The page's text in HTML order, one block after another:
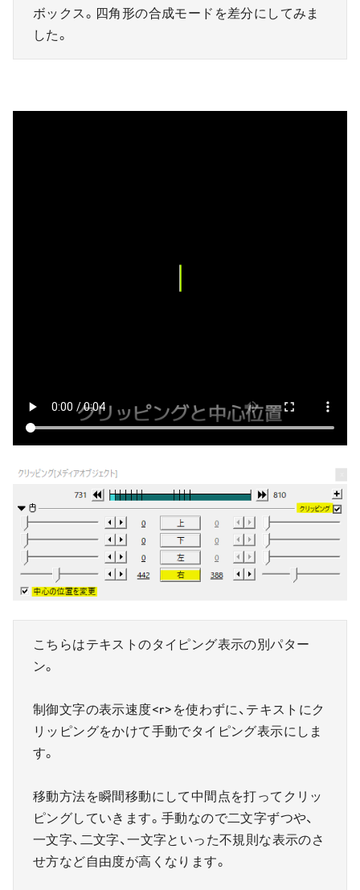
ボックス。四角形の合成モードを差分にしてみま
した。
こちらはテキストのタイピング表示の別パター
ン。
制御文字の表示速度<r>を使わずに、テキストにク
リッピングをかけて手動でタイピング表示にしま
す。
移動方法を瞬間移動にして中間点を打ってクリッ
ピングしていきます。手動なので二文字ずつや、
一文字、二文字、一文字といった不規則な表示のさ
せ方など自由度が高くなります。